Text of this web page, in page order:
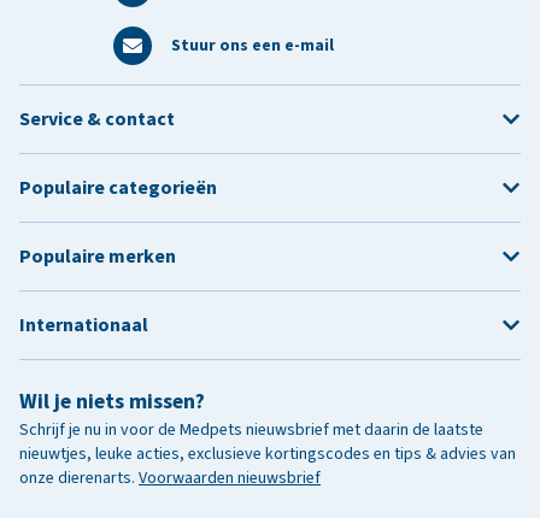
Stuur ons een e-mail
Wil je niets missen?
Schrijf je nu in voor de Medpets nieuwsbrief met daarin de laatste
nieuwtjes, leuke acties, exclusieve kortingscodes en tips & advies van
onze dierenarts. Voorwaarden nieuwsbrief
Service & contact
Populaire categorieën
Populaire merken
Internationaal